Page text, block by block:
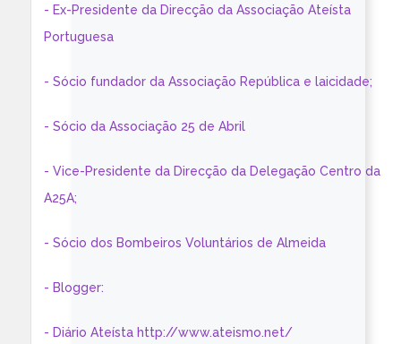
- Ex-Presidente da Direcção da Associação Ateísta
Portuguesa
- Sócio fundador da Associação República e laicidade;
- Sócio da Associação 25 de Abril
- Vice-Presidente da Direcção da Delegação Centro da
A25A;
- Sócio dos Bombeiros Voluntários de Almeida
- Blogger:
- Diário Ateísta http://www.ateismo.net/